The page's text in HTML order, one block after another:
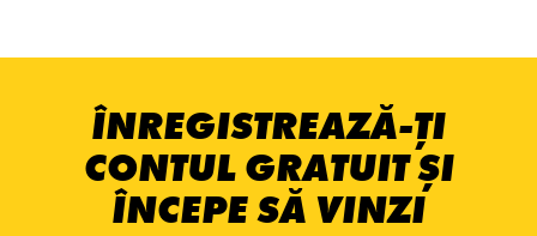
ÎNREGISTREAZĂ-ȚI
CONTUL GRATUIT ȘI
ÎNCEPE SĂ VINZI